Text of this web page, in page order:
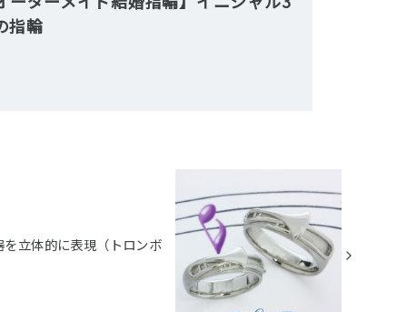
指輪
立体的に表現（トロンボ